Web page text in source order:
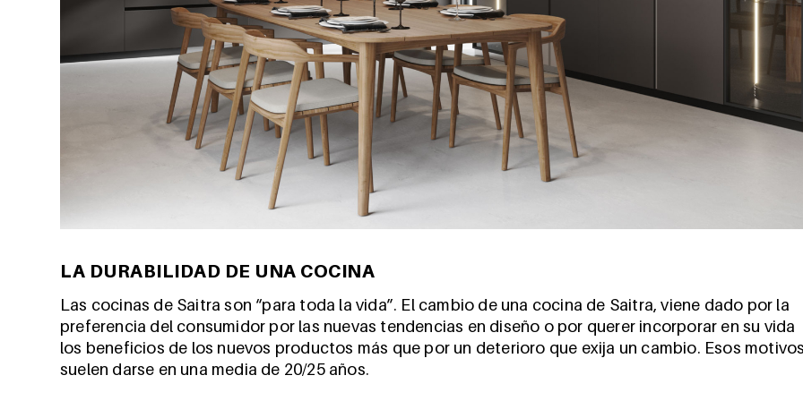
LA DURABILIDAD DE UNA COCINA
Las cocinas de Saitra son “para toda la vida”. El cambio de una cocina de Saitra, viene dado por la
preferencia del consumidor por las nuevas tendencias en diseño o por querer incorporar en su vida
los beneficios de los nuevos productos más que por un deterioro que exija un cambio. Esos
suelen darse en una media de 20/25 años.